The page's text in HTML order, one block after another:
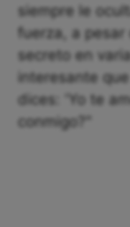
siempre le
fuerza, a
secreto en
interesante
dices: 'Yo te
conmigo?"